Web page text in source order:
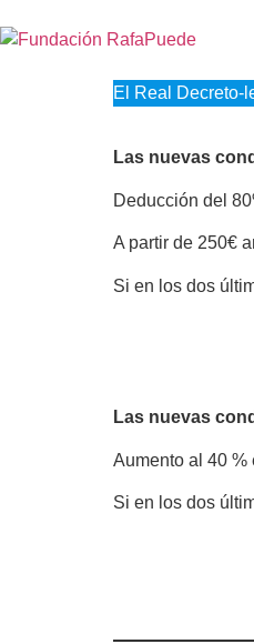
El Real Decreto-
Las nuevas
Deducción del
A partir de 250€
Si en los dos
Las nuevas
Aumento al 40 %
Si en los dos